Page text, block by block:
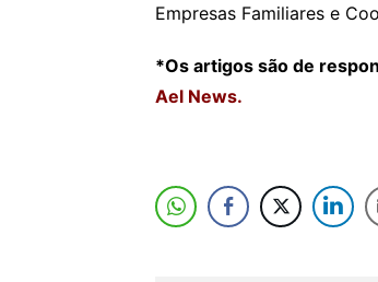
Empresas Familiares e
*Os artigos são de
Ael News.